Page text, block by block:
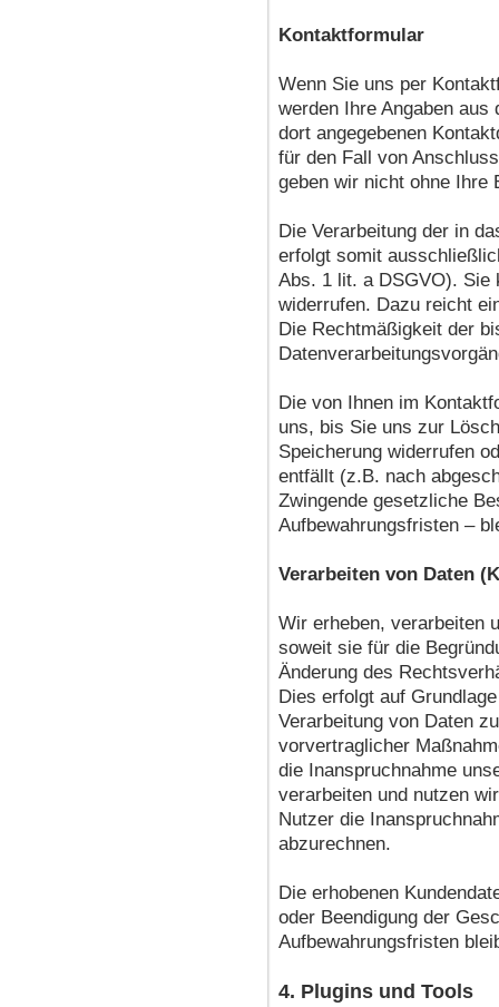
Kontaktformular
Wenn Sie uns per
werden Ihre Angaben
dort angegebenen
für den Fall von
geben wir nicht ohne Ihre
Die Verarbeitung der in
erfolgt somit
Abs. 1 lit. a DSGVO). Sie
widerrufen. Dazu reicht
Die Rechtmäßigkeit der
Die von Ihnen im
uns, bis Sie uns zur
Speicherung widerrufen
entfällt (z.B. nach
Zwingende gesetzliche
Aufbewahrungsfristen –
Verarbeiten von Daten
Wir erheben, verarbeiten
soweit sie für die
Änderung des
Dies erfolgt auf
Verarbeitung von Daten
vorvertraglicher
die Inanspruchnahme
verarbeiten und nutzen
Nutzer die
abzurechnen.
Die erhobenen
oder Beendigung der
Aufbewahrungsfristen
4. Plugins und Tools